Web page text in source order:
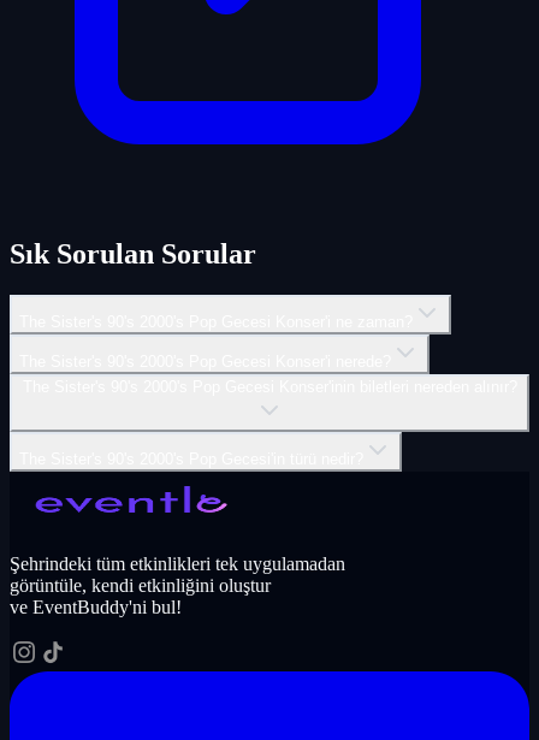
Sık Sorulan Sorular
Şehrindeki tüm etkinlikleri tek uygulamadan
görüntüle, kendi etkinliğini oluştur
ve EventBuddy'ni bul!